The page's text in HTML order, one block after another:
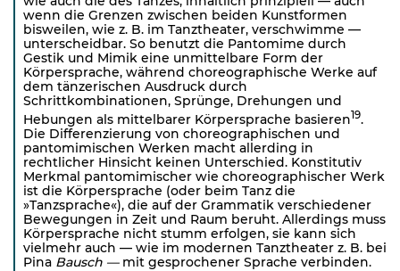
wenn die Grenzen zwischen beiden Kunstformen
bisweilen, wie z. B. im Tanztheater, verschwimme —
unterscheidbar. So benutzt die Pantomime durch
Gestik und Mimik eine unmittelbare Form der
Körpersprache, während choreographische Werke auf
dem tänzerischen Ausdruck durch
Schrittkombinationen, Sprünge, Drehungen und
Hebungen als mittelbarer Körpersprache basieren19.
Die Differenzierung von choreographischen und
pantomimischen Werken macht allerding in
rechtlicher Hinsicht keinen Unterschied. Konstitutiv
Merkmal pantomimischer wie choreographischer Werk
ist die Körpersprache (oder beim Tanz die
»Tanzsprache«), die auf der Grammatik verschiedener
Bewegungen in Zeit und Raum beruht. Allerdings muss
Körpersprache nicht stumm erfolgen, sie kann sich
vielmehr auch — wie im modernen Tanztheater z. B. bei
Pina Bausch — mit gesprochener Sprache verbinden.